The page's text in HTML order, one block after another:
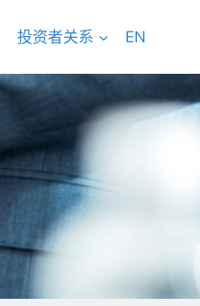
投资者关系 EN